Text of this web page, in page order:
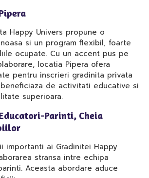
Happy Univers propune o
si un program flexibil, foarte
ocupate. Cu un accent pus pe
locatia Pipera ofera
pentru inscrieri gradinita privata
de activitati educative si
superioara.
Parinti, Cheia
importanti ai Gradinitei Happy
stransa intre echipa
Aceasta abordare aduce